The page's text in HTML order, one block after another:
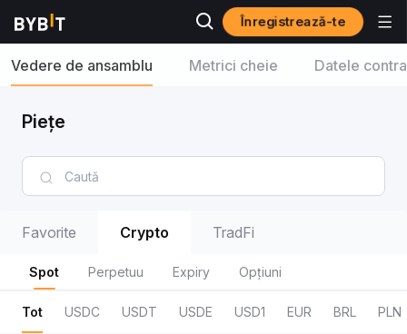
Înregistrează-te
Vedere de ansamblu Metrici cheie Datele
Piețe
Favorite Crypto TradFi
Spot Perpetuu Expiry Opțiuni
Tot USDC USDT USDE USD1 EUR BRL PLN